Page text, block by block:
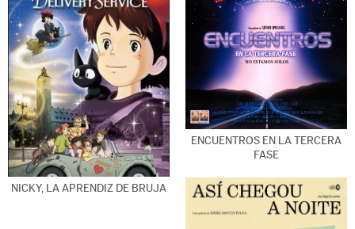
NICKY, LA APRENDIZ DE BRUJA
ENCUENTROS EN LA TERCERA
FASE